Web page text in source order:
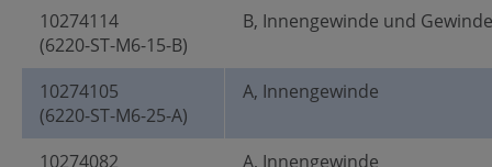
10274114
(6220-ST-M6-15-B)
B, Innengewinde und
10274105
(6220-ST-M6-25-A)
A, Innengewinde
10274082
A, Innengewinde